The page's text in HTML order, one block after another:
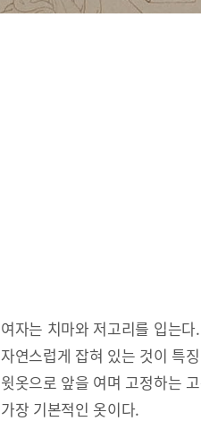
여자는 치마와 저고리를 입는
자연스럽게 잡혀 있는 것이 특
윗옷으로 앞을 여며 고정하는
가장 기본적인 옷이다.